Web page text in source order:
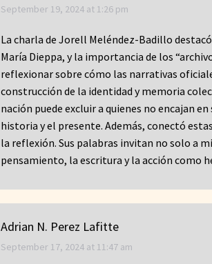
says:
September 19, 2024 at 1:26 pm
La charla de Jorell Meléndez-Badillo
María Dieppa, y la importancia de los
reflexionar sobre cómo las narrativas
construcción de la identidad y memoria
nación puede excluir a quienes no encajan
historia y el presente. Además, conectó
la reflexión. Sus palabras invitan no solo a
pensamiento, la escritura y la acción como
Adrian N. Perez Lafitte
says:
September 17, 2024 at 11:47 am